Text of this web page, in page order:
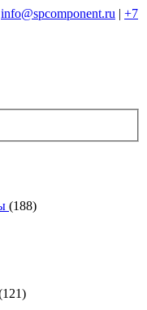
info@spcomponent.ru | +7
(188)